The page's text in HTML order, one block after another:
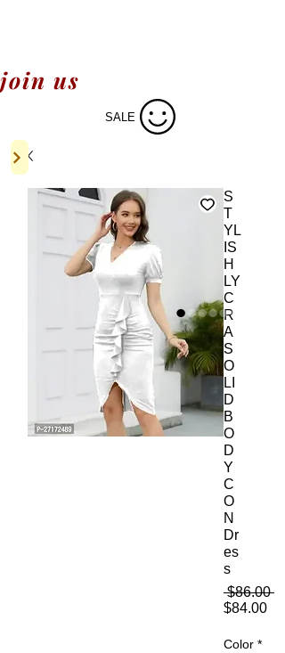
join us
SALE
S
T
YL
IS
H
LY
C
R
A
S
O
LI
D
B
O
D
Y
C
O
N
Dr
es
s
$86.00 通
$84.00セ
Color *